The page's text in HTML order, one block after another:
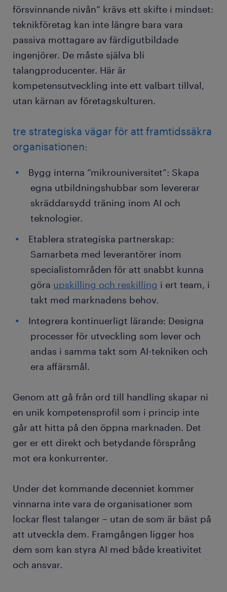
försvinnande nivån” krävs ett skifte i mindset:
teknikföretag kan inte längre bara vara
passiva mottagare av färdigutbildade
ingenjörer. De måste själva bli
talangproducenter. Här är
kompetensutveckling inte ett valbart tillval,
utan kärnan av företagskulturen.
tre strategiska vägar för att framtidssäkra
organisationen:
Bygg interna ”mikrouniversitet”: Skapa
egna utbildningshubbar som levererar
skräddarsydd träning inom AI och
teknologier.
Etablera strategiska partnerskap:
Samarbeta med leverantörer inom
specialistområden för att snabbt kunna
göra upskilling och reskilling i ert team, i
takt med marknadens behov.
Integrera kontinuerligt lärande: Designa
processer för utveckling som lever och
andas i samma takt som AI-tekniken och
era affärsmål.
Genom att gå från ord till handling skapar ni
en unik kompetensprofil som i princip inte
går att hitta på den öppna marknaden. Det
ger er ett direkt och betydande försprång
mot era konkurrenter.
Under det kommande decenniet kommer
vinnarna inte vara de organisationer som
lockar flest talanger – utan de som är bäst på
att utveckla dem. Framgången ligger hos
dem som kan styra AI med både kreativitet
och ansvar.